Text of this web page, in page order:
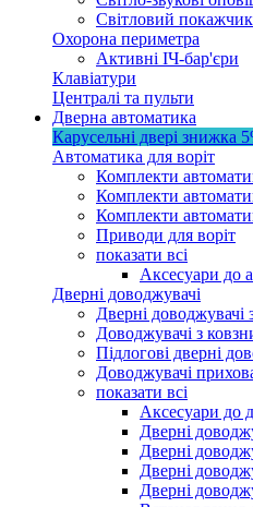
Світловий покажчик
Охорона периметра
Активні ІЧ-бар'єри
Клавіатури
Централі та пульти
Дверна автоматика
Карусельні двері знижка
Автоматика для воріт
Комплекти
Комплекти
Комплекти
Приводи для воріт
показати всі
Аксесуари до
Дверні доводжувачі
Дверні доводжувачі
Доводжувачі з
Підлогові дверні
Доводжувачі
показати всі
Аксесуари до
Дверні
Дверні
Дверні
Дверні